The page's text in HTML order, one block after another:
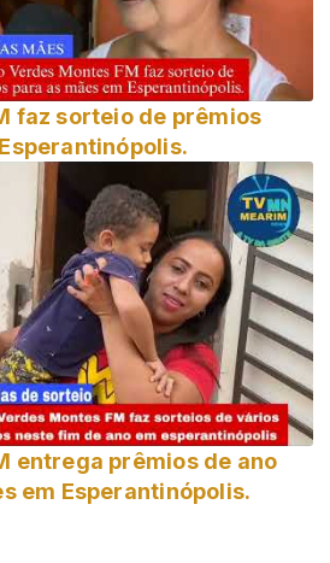
faz sorteio de prêmios
entrega prêmios de ano
em Esperantinópolis.